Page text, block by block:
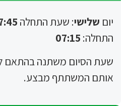
: שעת התחלה07:45, יוםשישי
07:15
משתנהבהתאם לתחומי
מבצע.